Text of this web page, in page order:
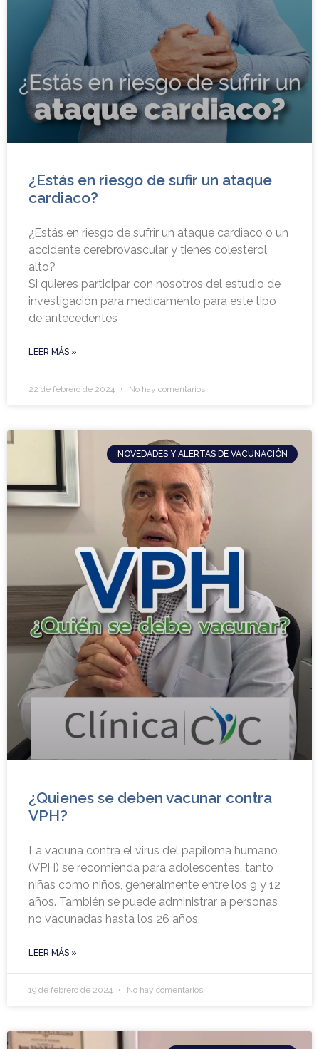
¿Estás en riesgo de sufir un ataque
cardiaco?
¿Estás en riesgo de sufrir un ataque cardiaco o un
accidente cerebrovascular y tienes colesterol
alto?
Si quieres participar con nosotros del estudio de
investigación para medicamento para este tipo
de antecedentes
LEER MÁS »
22 de febrero de 2024 No hay comentarios
NOVEDADES Y ALERTAS DE VACUNACIÓN
¿Quienes se deben vacunar contra
VPH?
La vacuna contra el virus del papiloma humano
(VPH) se recomienda para adolescentes, tanto
niñas como niños, generalmente entre los 9 y 12
años. También se puede administrar a personas
no vacunadas hasta los 26 años.
LEER MÁS »
19 de febrero de 2024 No hay comentarios